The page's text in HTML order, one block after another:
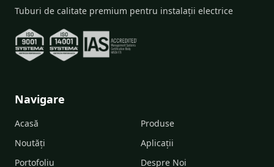
Tuburi de calitate premium pentru instalații electrice
Navigare
Acasă
Produse
Noutăți
Aplicații
Portofoliu
Despre Noi